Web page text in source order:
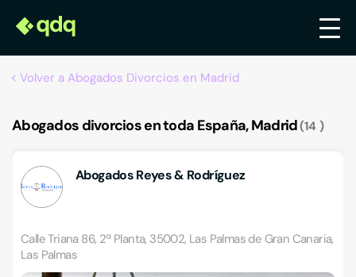
Volver a Abogados Divorcios en Madrid
Abogados divorcios en toda España, Madrid 14
Abogados Reyes & Rodríguez
Calle Triana 86, 2ª Planta, 35002, Las Palmas de Gran Canaria,
Las Palmas